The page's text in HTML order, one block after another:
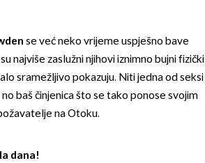
se već neko vrijeme uspješno bave
najviše zaslužni njihovi iznimno bujni fizički
sramežljivo pokazuju. Niti jedna od seksi
baš činjenica što se tako ponose svojim
na Otoku.
dana!